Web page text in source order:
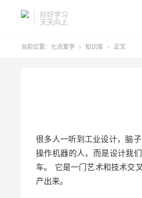
好好学习
天天向上
当前位置： 七点爱学  知识库  正文
很多人一听到工业设计，脑
操作机器的人，而是设计我
车。 它是一门艺术和技术交
产出来。